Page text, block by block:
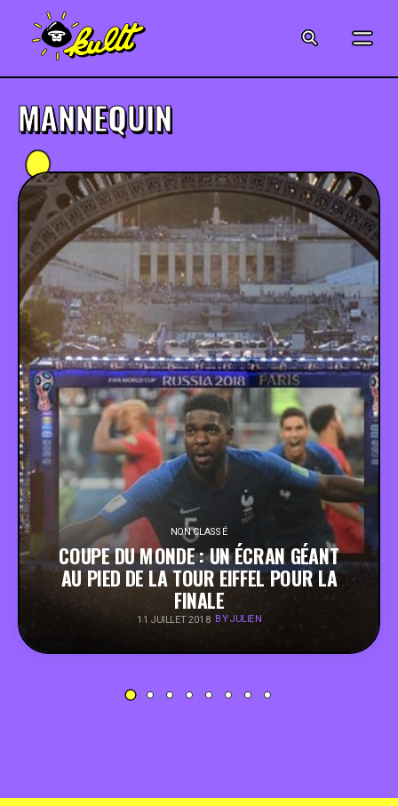
MUSIQUE
CRÉATION
ART
JEUX-VIDÉO
VINTAGE
PEOPLE
FOOD
BONS PLANS
SOUTENEZ KULTT
MANNEQUIN
NON CLASSÉ
COUPE DU MONDE : UN ÉCRAN GÉANT
AU PIED DE LA TOUR EIFFEL POUR LA
FINALE
11 JUILLET 2018 BY JULIEN